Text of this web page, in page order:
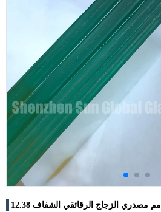
12.38 مم مصدري الزجاج الرقائقي الشفاف